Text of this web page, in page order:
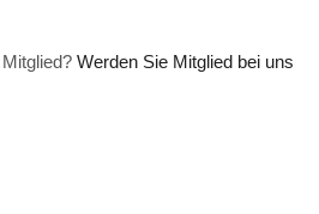
Werden Sie Mitglied bei uns